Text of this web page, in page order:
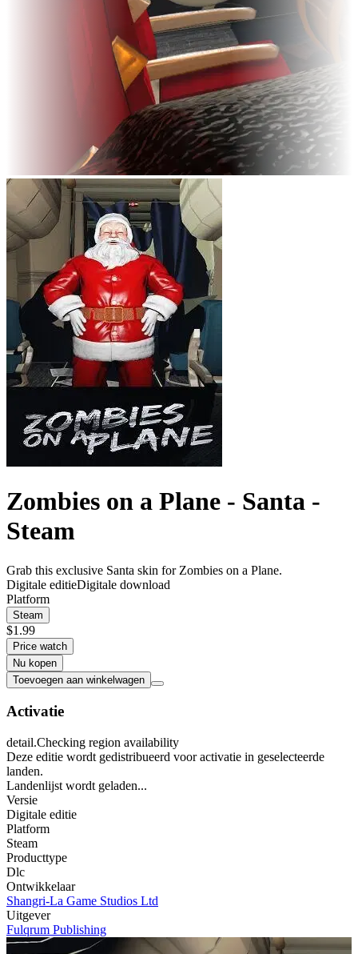
Zombies on a Plane - Santa -
Steam
Grab this exclusive Santa skin for Zombies on a Plane.
Digitale editieDigitale download
Platform
Steam
$1.99
Price watch
Nu kopen
Toevoegen aan winkelwagen
Activatie
detail.Checking region availability
Deze editie wordt gedistribueerd voor activatie in geselecteerde
landen.
Landenlijst wordt geladen...
Versie
Digitale editie
Platform
Steam
Producttype
Dlc
Ontwikkelaar
Shangri-La Game Studios Ltd
Uitgever
Fulqrum Publishing